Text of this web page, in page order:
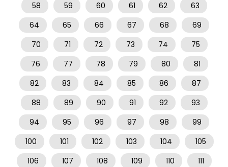
58
59 60 61 62
63
64
65 66 67 68
69
70
71 72 73 74
75
76
77 78 79 80
81
82
83 84 85 86
87
88
89 90 91 92
93
94
95 96 97 98
99
100
101 102 103 104
105
106
107 108 109 110
111